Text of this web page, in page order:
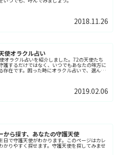
2018.11.26
使オラクル占い
オラクル占いを紹介しました。72の天使たち
護するだけではなく、いつでもあなたの味方に
存在です。困った時にオラクル占いで、選んだ
2019.02.06
から探す、あなたの守護天使
日で守護天使がわかります。このページはカレ
かりやすく探せます。守護天使を探してみませ